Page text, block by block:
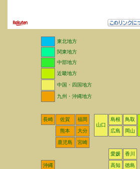
東北地方
関東地方
中部地方
近畿地方
中国・四国地方
九州・沖縄地方
長崎 佐賀
福岡
山口
島根
鳥取
熊本
大分 広島 岡山
鹿児島 宮崎
愛媛 香川
沖縄 高知 徳島